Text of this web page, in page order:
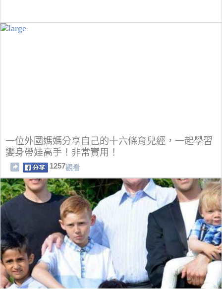
一位外國媽媽分享自己的十六條育兒經，一起學習
變身帶娃高手！非常實用！
1257觀看